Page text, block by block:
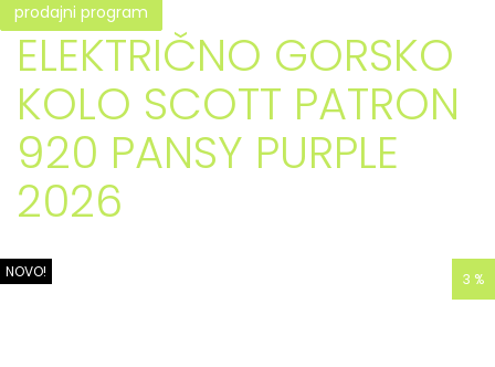
prodajni program
ELEKTRIČNO GORSKO
KOLO SCOTT PATRON
920 PANSY PURPLE
2026
3 %
NOVO!